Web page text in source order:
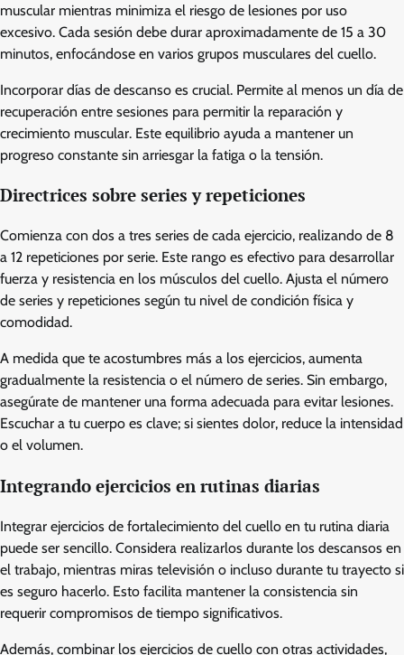
muscular mientras minimiza el riesgo de lesiones por uso
excesivo. Cada sesión debe durar aproximadamente de 15 a 30
minutos, enfocándose en varios grupos musculares del cuello.
Incorporar días de descanso es crucial. Permite al menos un día de
recuperación entre sesiones para permitir la reparación y
crecimiento muscular. Este equilibrio ayuda a mantener un
progreso constante sin arriesgar la fatiga o la tensión.
Directrices sobre series y repeticiones
Comienza con dos a tres series de cada ejercicio, realizando de 8
a 12 repeticiones por serie. Este rango es efectivo para desarrollar
fuerza y resistencia en los músculos del cuello. Ajusta el número
de series y repeticiones según tu nivel de condición física y
comodidad.
A medida que te acostumbres más a los ejercicios, aumenta
gradualmente la resistencia o el número de series. Sin embargo,
asegúrate de mantener una forma adecuada para evitar lesiones.
Escuchar a tu cuerpo es clave; si sientes dolor, reduce la intensidad
o el volumen.
Integrando ejercicios en rutinas diarias
Integrar ejercicios de fortalecimiento del cuello en tu rutina diaria
puede ser sencillo. Considera realizarlos durante los descansos en
el trabajo, mientras miras televisión o incluso durante tu trayecto si
es seguro hacerlo. Esto facilita mantener la consistencia sin
requerir compromisos de tiempo significativos.
Además, combinar los ejercicios de cuello con otras actividades,